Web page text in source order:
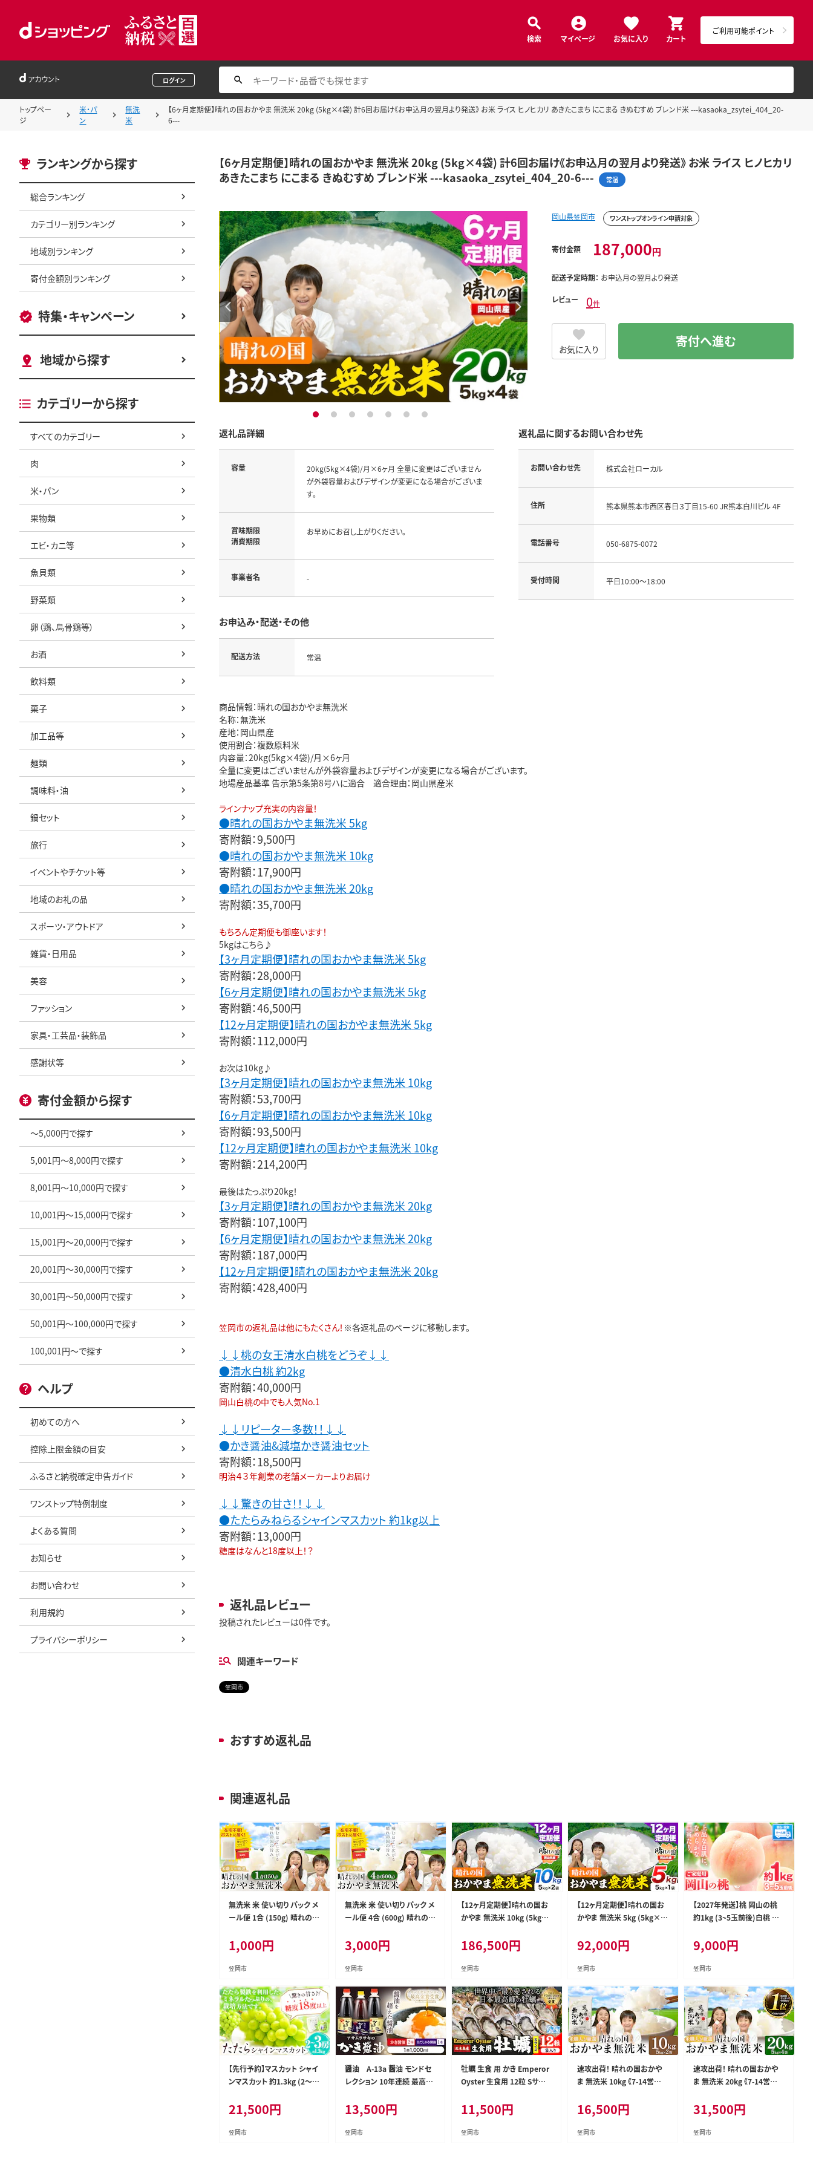
検索 マイページ お気に入り カート
ご利用可能ポイント
アカウント ログイン
トップペー
ジ
米・パ
ン
無洗
米
【6ヶ月定期便】晴れの国おかやま 無洗米 20kg (5kg×4袋) 計6回お届け《お申込月の翌月より発送》 お米 ライス ヒノヒカリ あきたこまち にこまる きぬむすめ ブレンド米 ---kasaoka_zsytei_404_20-
6---
ランキングから探す
総合ランキング
カテゴリー別ランキング
地域別ランキング
寄付金額別ランキング
特集・キャンペーン
地域から探す
カテゴリーから探す
すべてのカテゴリー
肉
米・パン
果物類
エビ・カニ等
魚貝類
野菜類
卵（鶏、烏骨鶏等）
お酒
飲料類
菓子
加工品等
麺類
調味料・油
鍋セット
旅行
イベントやチケット等
地域のお礼の品
スポーツ・アウトドア
雑貨・日用品
美容
ファッション
家具・工芸品・装飾品
感謝状等
寄付金額から探す
～5,000円で探す
5,001円～8,000円で探す
8,001円～10,000円で探す
10,001円～15,000円で探す
15,001円～20,000円で探す
20,001円～30,000円で探す
30,001円～50,000円で探す
50,001円～100,000円で探す
100,001円～で探す
ヘルプ
初めての方へ
控除上限金額の目安
ふるさと納税確定申告ガイド
ワンストップ特例制度
よくある質問
お知らせ
お問い合わせ
利用規約
プライバシーポリシー
【6ヶ月定期便】晴れの国おかやま 無洗米 20kg (5kg×4袋) 計6回お届け《お申込月の翌月より発送》 お米 ライス ヒノヒカリ
あきたこまち にこまる きぬむすめ ブレンド米 ---kasaoka_zsytei_404_20-6---
常温
1 2 3 4 5 6 7
岡山県笠岡市 ワンストップオンライン申請対象
寄付金額 187,000円
配送予定時期： お申込月の翌月より発送
レビュー 0件
お気に入り 寄付へ進む
返礼品詳細
容量
20kg(5kg×4袋)/月×6ヶ月 全量に変更はございません
が外袋容量およびデザインが変更になる場合がございま
す。
賞味期限
消費期限
お早めにお召し上がりください。
事業者名 -
お申込み・配送・その他
配送方法 常温
返礼品に関するお問い合わせ先
お問い合わせ先 株式会社ローカル
住所 熊本県熊本市西区春日３丁目15-60 JR熊本白川ビル 4F
電話番号 050-6875-0072
受付時間 平日10:00～18:00
商品情報：晴れの国おかやま無洗米
名称：無洗米
産地：岡山県産
使用割合：複数原料米
内容量：20kg(5kg×4袋)/月×6ヶ月
全量に変更はございませんが外袋容量およびデザインが変更になる場合がございます。
地場産品基準 告示第5条第8号ハに適合 適合理由：岡山県産米
ラインナップ充実の内容量！
●晴れの国おかやま無洗米 5kg
寄附額：9,500円
●晴れの国おかやま無洗米 10kg
寄附額：17,900円
●晴れの国おかやま無洗米 20kg
寄附額：35,700円
もちろん定期便も御座います！
5kgはこちら♪
【3ヶ月定期便】晴れの国おかやま無洗米 5kg
寄附額：28,000円
【6ヶ月定期便】晴れの国おかやま無洗米 5kg
寄附額：46,500円
【12ヶ月定期便】晴れの国おかやま無洗米 5kg
寄附額：112,000円
お次は10kg♪
【3ヶ月定期便】晴れの国おかやま無洗米 10kg
寄附額：53,700円
【6ヶ月定期便】晴れの国おかやま無洗米 10kg
寄附額：93,500円
【12ヶ月定期便】晴れの国おかやま無洗米 10kg
寄附額：214,200円
最後はたっぷり20kg！
【3ヶ月定期便】晴れの国おかやま無洗米 20kg
寄附額：107,100円
【6ヶ月定期便】晴れの国おかやま無洗米 20kg
寄附額：187,000円
【12ヶ月定期便】晴れの国おかやま無洗米 20kg
寄附額：428,400円
笠岡市の返礼品は他にもたくさん！ ※各返礼品のページに移動します。
↓↓桃の女王清水白桃をどうぞ↓↓
●清水白桃 約2kg
寄附額：40,000円
岡山白桃の中でも人気No.1
↓↓リピーター多数！！↓↓
●かき醤油&減塩かき醤油セット
寄附額：18,500円
明治４３年創業の老舗メーカーよりお届け
↓↓驚きの甘さ！！↓↓
●たたらみねらるシャインマスカット 約1kg以上
寄附額：13,000円
糖度はなんと18度以上！？
返礼品レビュー
投稿されたレビューは0件です。
関連キーワード
笠岡市
おすすめ返礼品
関連返礼品
無洗米 米 使い切り パック メ
ール便 1合 (150g) 晴れの国
出荷予定(土日祝除く)》岡山
県 笠岡市 送料無料 岡山県
産 米 ふるさと納税 わけあり
こめ 岡山 むせんまい kome-
--kasaoka_zsy_341_150--
-
1,000円
笠岡市
無洗米 米 使い切り パック メ
ール便 4合 (600g) 晴れの国
出荷予定(土日祝除く)》岡山
県 笠岡市 送料無料 岡山県
産 米 ふるさと納税 わけあり
こめ 岡山 むせんまい kome-
--kasaoka_zsy_343_450--
-
3,000円
笠岡市
【12ヶ月定期便】晴れの国お
かやま 無洗米 10kg (5kg×
月の翌月より発送》 岡山県
笠岡市 無洗米 岡山県産 米
送料無料 国産 ブレンド米 ---
12_rsl---
186,500円
笠岡市
【12ヶ月定期便】晴れの国お
かやま 無洗米 5kg (5kg×1
の翌月より発送》 岡山県 笠
岡市 無洗米 岡山県産 米 送
料無料 国産 ブレンド米 ---k
--
92,000円
笠岡市
【2027年発送】桃 岡山の桃
約1kg (3~5玉前後)白桃 岡
ツ 果物 デザート 旬 モモ も
も 先行予約 果物 岡山県 笠
岡市 清水白桃 白鳳 白麗 ク
月上旬頃出荷》 ---kasaoka_
zsy_419_100---
9,000円
笠岡市
【先行予約】マスカット シャイ
ンマスカット 約1.3kg (2～3
マスカット ギフト 糖度18度
以上 フルーツ 種無し ぶどう
葡 Y&G．ディストリビュータ
21,500円
笠岡市
醤油 A-13a 醤油 モンドセ
レクション 10年連続 最高金
醤油 詰め合わせ 3本 セット
アサムラサキ 国産 牡蠣 牡蠣
エキス 玉子 卵（たまご）ごは
13,500円
笠岡市
牡蠣 生食 用 かき Emperor
Oyster 生食用 12粒 Sサイ
《45日以内に出荷予定(土日
祝除く)》岡山県 笠岡市 送料
無料 北木島産 かき カキ 牡
11,500円
笠岡市
速攻出荷！ 晴れの国おかや
ま 無洗米 10kg 《7-14営業
笠岡市 無洗米 岡山県産 米
送料無料 国産 ブレンド米 無
洗米 ---kasaoka_zsy_383_
16,500円
笠岡市
速攻出荷！ 晴れの国おかや
ま 無洗米 20kg 《7-14営業
笠岡市 無洗米 岡山県産 米
送料無料 国産 ブレンド米 無
洗米 ---kasaoka_zsy_384_
31,500円
笠岡市